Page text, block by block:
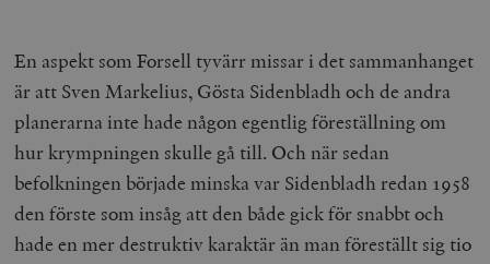
En aspekt som Forsell tyvärr missar i det sammanhanget
är att Sven Markelius, Gösta Sidenbladh och de andra
planerarna inte hade någon egentlig föreställning om
hur krympningen skulle gå till. Och när sedan
befolkningen började minska var Sidenbladh redan 1958
den förste som insåg att den både gick för snabbt och
hade en mer destruktiv karaktär än man föreställt sig tio